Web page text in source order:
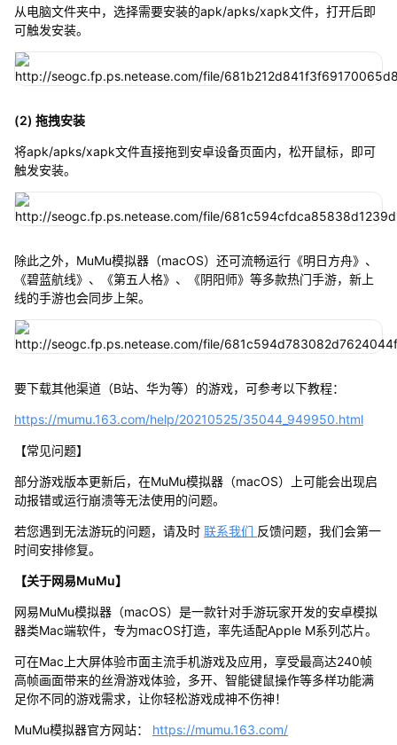
从电脑文件夹中，选择需要安装的apk/apks/xapk文件，打开后即
可触发安装。
(2) 拖拽安装
将apk/apks/xapk文件直接拖到安卓设备页面内，松开鼠标，即可
触发安装。
除此之外，MuMu模拟器（macOS）还可流畅运行《明日方舟》、
《碧蓝航线》、《第五人格》、《阴阳师》等多款热门手游，新上
线的手游也会同步上架。
要下载其他渠道（B站、华为等）的游戏，可参考以下教程：
https://mumu.163.com/help/20210525/35044_949950.html
【常见问题】
部分游戏版本更新后，在MuMu模拟器（macOS）上可能会出现启
动报错或运行崩溃等无法使用的问题。
若您遇到无法游玩的问题，请及时 联系我们 反馈问题，我们会第一
时间安排修复。
【关于网易MuMu】
网易MuMu模拟器（macOS）是一款针对手游玩家开发的安卓模拟
器类Mac端软件，专为macOS打造，率先适配Apple M系列芯片。
可在Mac上大屏体验市面主流手机游戏及应用，享受最高达240帧
高帧画面带来的丝滑游戏体验，多开、智能键鼠操作等多样功能满
足你不同的游戏需求，让你轻松游戏成神不伤神！
MuMu模拟器官方网站： https://mumu.163.com/